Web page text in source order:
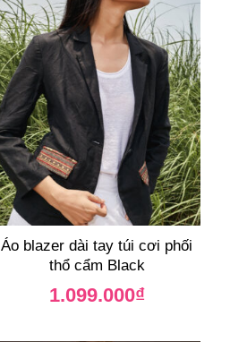
Áo blazer dài tay túi cơi phối
thổ cẩm Black
1.099.000₫